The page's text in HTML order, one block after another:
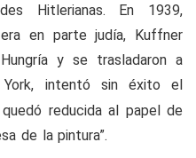
Hitlerianas. En 1939,
en parte judía, Kuffner
y se trasladaron a
York, intentó sin éxito el
reducida al papel de
de la pintura”.